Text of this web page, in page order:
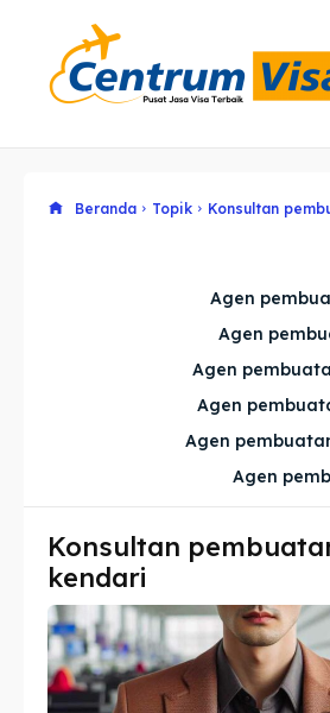
Explore our
Imta
Legalisir
Apostille
Explore our
Imta
Legalisir
Apostille
Beranda Topik Konsultan
Agen
Agen
Agen
Agen
Agen
Agen
Konsultan
kendari